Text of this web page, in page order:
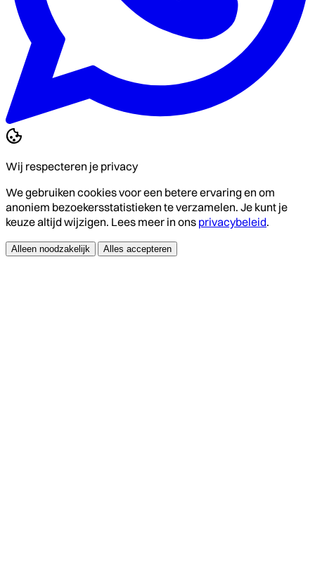
Wij respecteren je privacy
We gebruiken cookies voor een betere ervaring en om
anoniem bezoekersstatistieken te verzamelen. Je kunt je
keuze altijd wijzigen. Lees meer in ons privacybeleid.
Alleen noodzakelijk Alles accepteren